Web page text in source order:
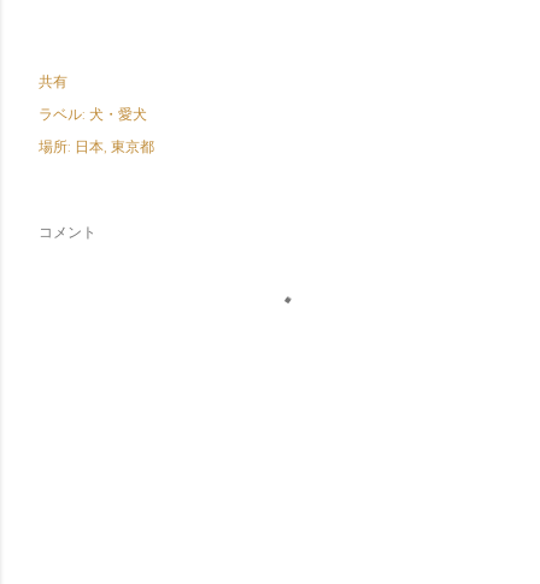
共有
ラベル: 犬・愛犬
場所: 日本, 東京都
コメント